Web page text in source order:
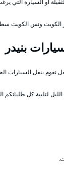
الكويت ونس الكويت
بنيدر
بنقل السيارات
لتلبية كل طلباتكم